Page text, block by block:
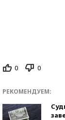
0 0
РЕКОМЕНДУЕМ: